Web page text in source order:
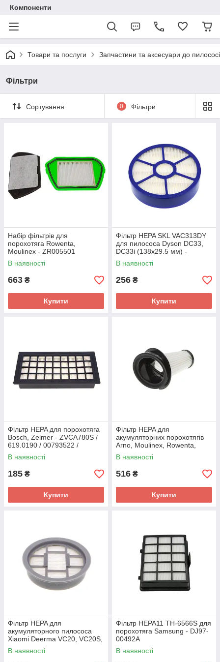
Компоненти
Товари та послуги Запчастини та аксесуари до
Фільтри
Сортування 0 Фільтри
Набір фільтрів для
порохотяга Rowenta,
Moulinex - ZR005501
(HEPA+поролон+фільтр
мотора)
В наявності
663 ₴
Купити
Фільтр HEPA SKL VAC313DY
для пилососа Dyson DC33,
DC33i (138x29.5 мм) -
919602-01
В наявності
256 ₴
Купити
Фільтр HEPA для порохотяга
Bosch, Zelmer - ZVCA780S /
619.0190 / 00793522 /
VC05W26900H
В наявності
185 ₴
Купити
Фільтр HEPA для
акумуляторних порохотягів
Arno, Moulinex, Rowenta,
Tefal - FS-9100025690 /
ZR005201
В наявності
516 ₴
Купити
Фільтр HEPA для
акумуляторного пилососа
Xiaomi Deerma VC20, VC20S,
VC21
В наявності
Фільтр HEPA11 TH-6566S для
порохотяга Samsung - DJ97-
00492A
В наявності